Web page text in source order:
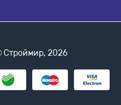
2026